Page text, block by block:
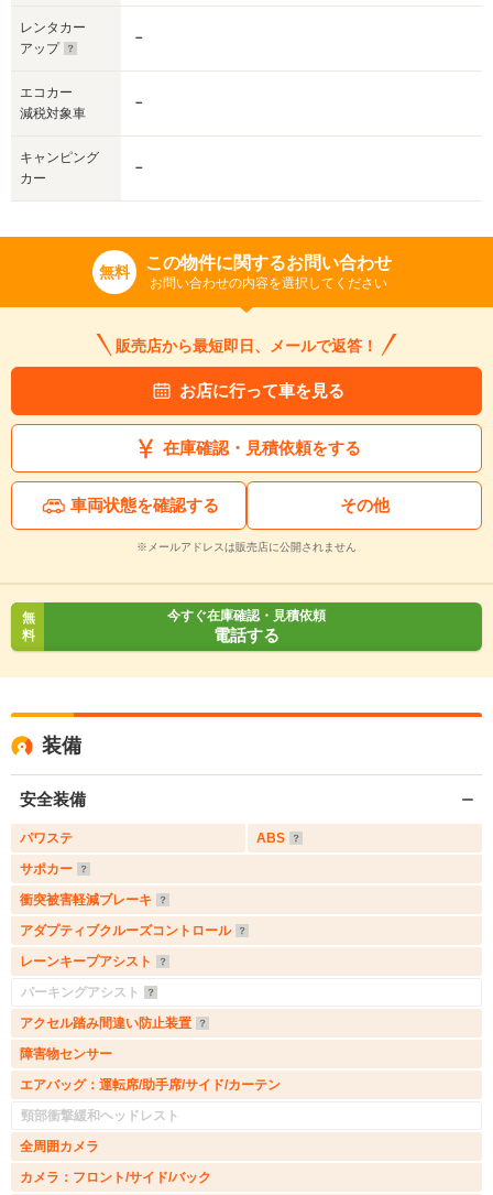
レンタカー
アップ
－
エコカー
減税対象車
－
キャンピング
カー
－
無料 この物件に関するお問い合わせ
お問い合わせの内容を選択してください
販売店から最短即日、メールで返答！
お店に行って車を見る
在庫確認・見積依頼をする
車両状態を確認する その他
※メールアドレスは販売店に公開されません
無
料
今すぐ在庫確認・見積依頼
電話する
装備
安全装備
パワステ
ABS
サポカー
衝突被害軽減ブレーキ
アダプティブクルーズコントロール
レーンキープアシスト
パーキングアシスト
アクセル踏み間違い防止装置
障害物センサー
エアバッグ：運転席/助手席/サイド/カーテン
頸部衝撃緩和ヘッドレスト
全周囲カメラ
カメラ：フロント/サイド/バック